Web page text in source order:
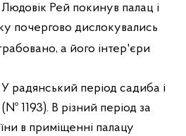
Людовік Рей покинув палац і
почергово дислокувались
а його інтер'єри
радянський період садиба і
(№ 1193). В різний період за
в приміщенні палацу